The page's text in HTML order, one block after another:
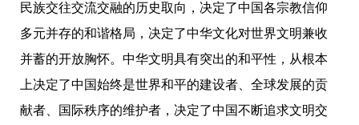
民族交往交流交融的历史取向，决定了中国各宗教信仰
多元并存的和谐格局，决定了中华文化对世界文明兼收
并蓄的开放胸怀。中华文明具有突出的和平性，从根本
上决定了中国始终是世界和平的建设者、全球发展的贡
献者、国际秩序的维护者，决定了中国不断追求文明交